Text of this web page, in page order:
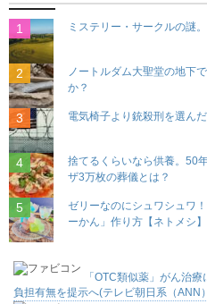
ミステリー・サークルの謎
ノートルダム大聖堂の地下
か？
電気椅子より銃殺刑を選ん
捨てるくらいなら供養。50
ザ3万枚の葬儀とは？
ゼリーなのにシュワシュワ
ーかん」作り方【ネトメシ】
「OTC類似薬」がん治
負担有無を提示へ(テレビ朝日系（ANN